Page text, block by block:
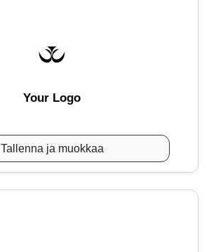
Your Logo
Tallenna ja muokkaa